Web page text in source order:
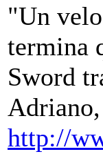
"Un
termina
Sword
http://